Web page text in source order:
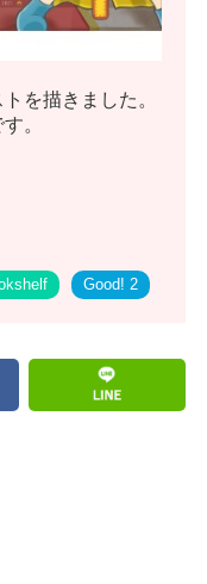
を描きました。
。
Good! 2